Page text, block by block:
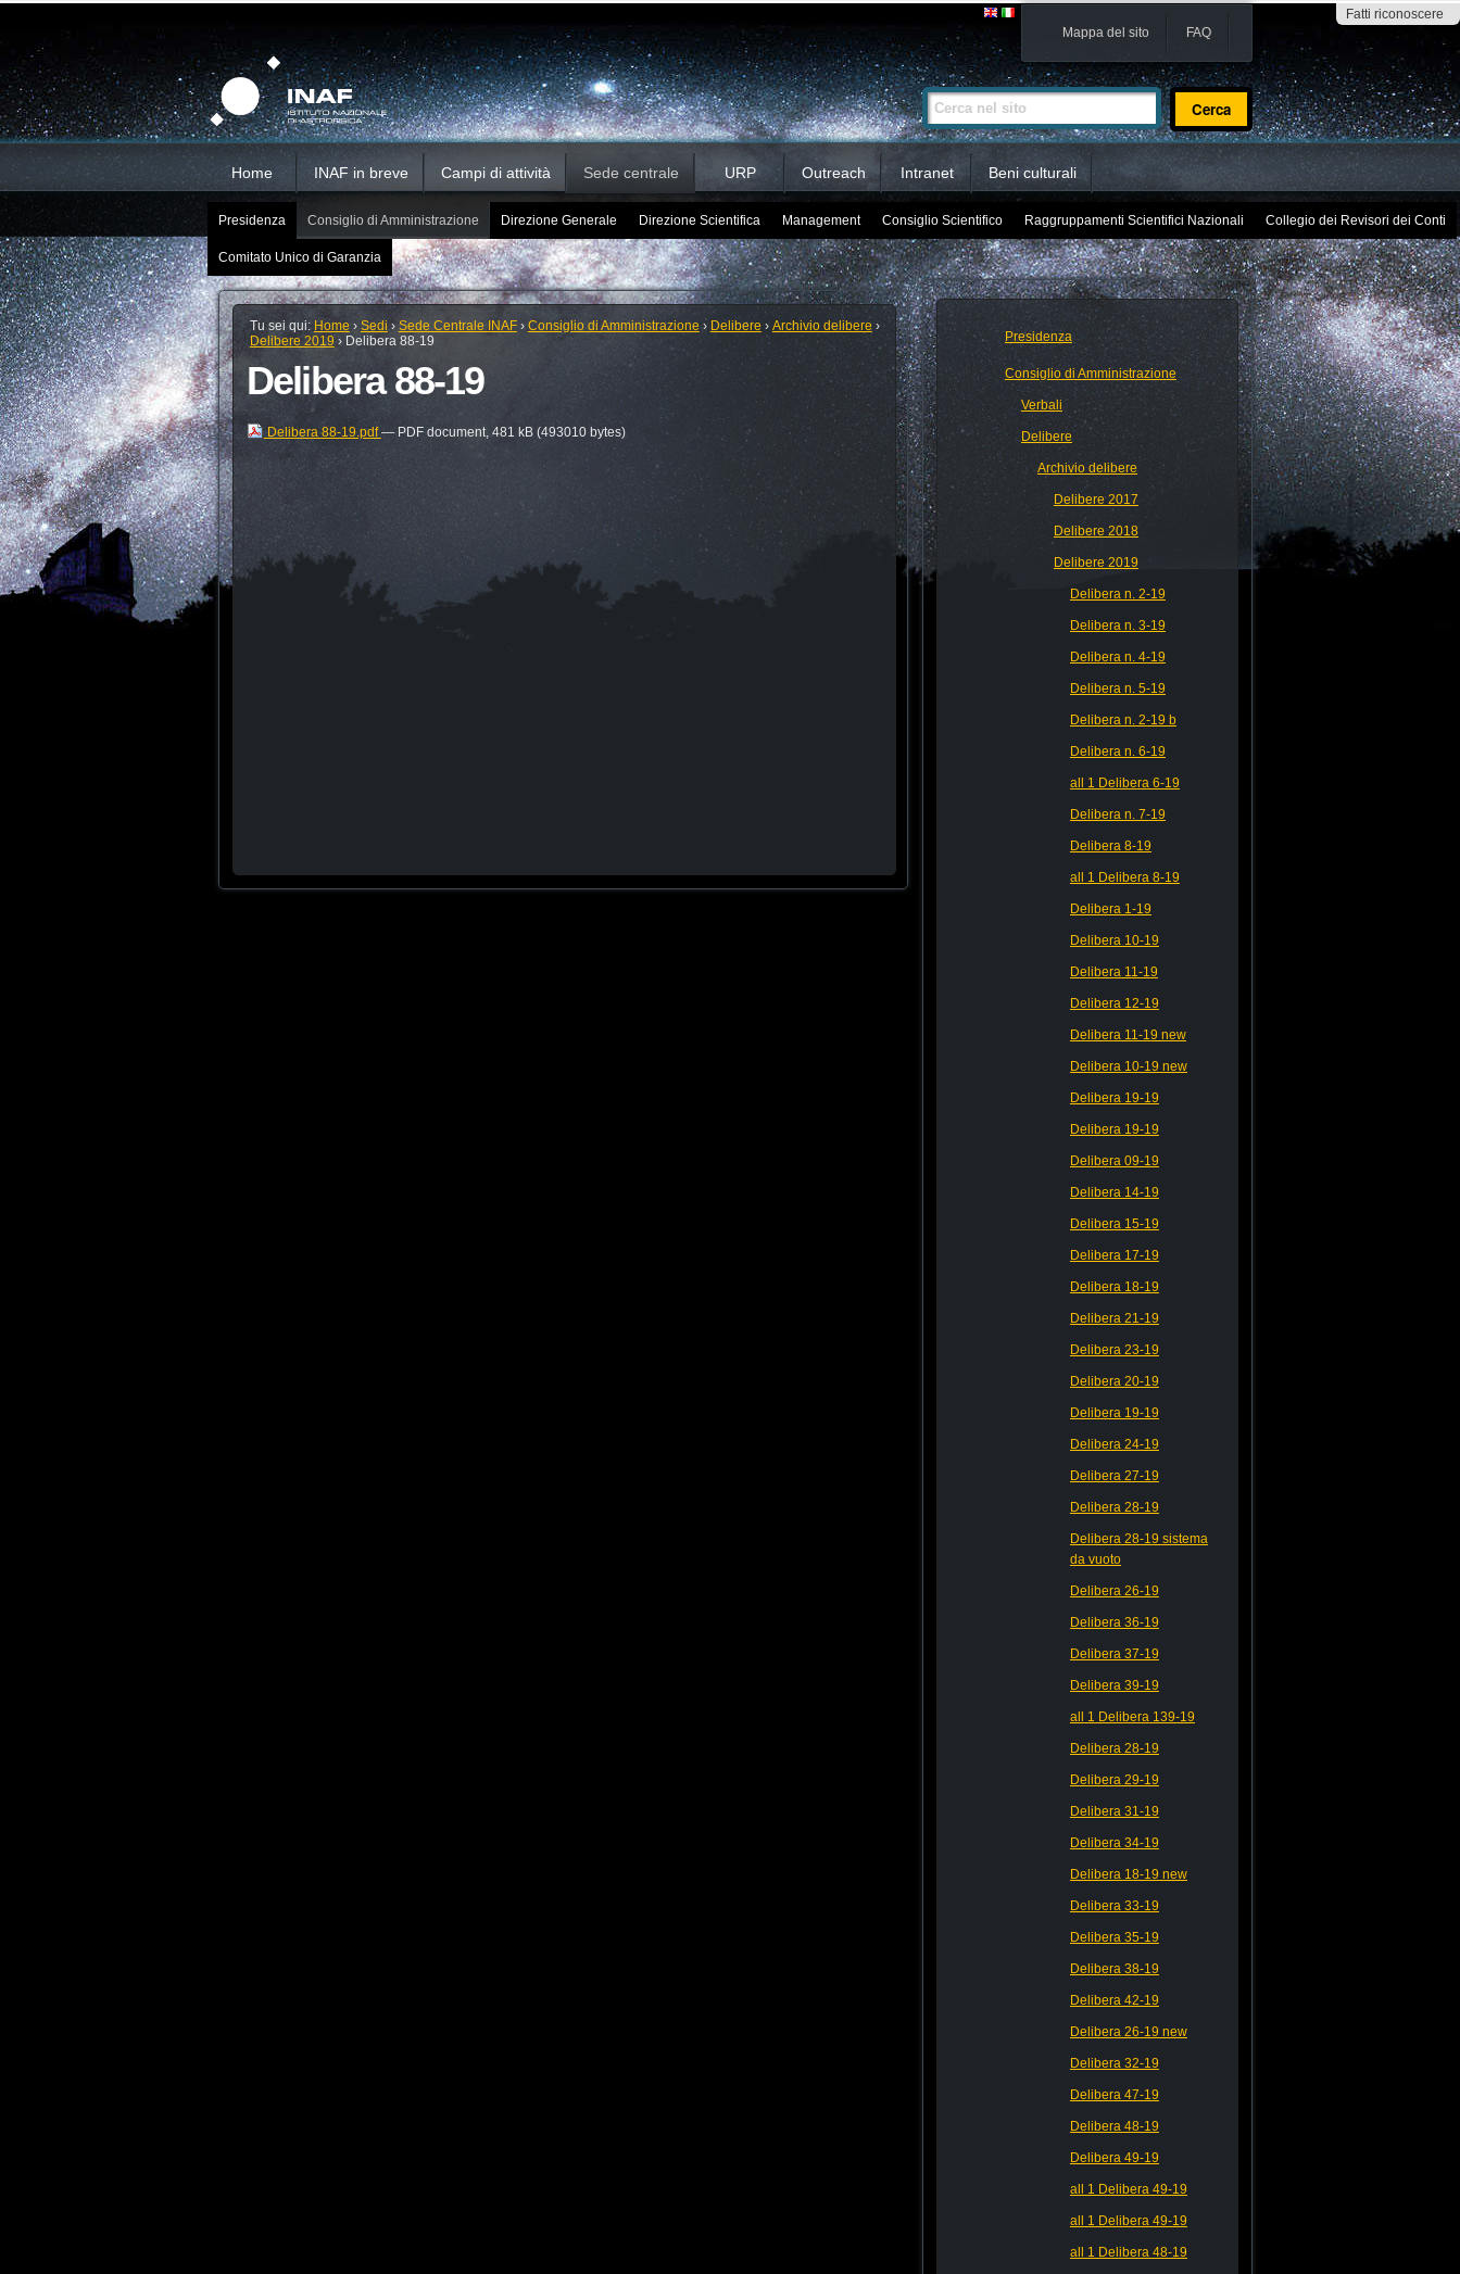
Fatti riconoscere
contenuti.
Salta
alla
navigazione
Mappa del sito FAQ
Cerca nel sito
Ricerca
avanzata…
Home INAF in breve Campi di attività Sede centrale URP Outreach Intranet Beni culturali
Presidenza Consiglio di Amministrazione Direzione Generale Direzione Scientifica Management Consiglio Scientifico Raggruppamenti Scientifici Nazionali Collegio dei Revisori dei Conti
Comitato Unico di Garanzia
Tu sei qui: Home › Sedi › Sede Centrale INAF › Consiglio di Amministrazione › Delibere › Archivio delibere ›
Delibere 2019 › Delibera 88-19
Delibera 88-19
Delibera 88-19.pdf— PDF document, 481 kB (493010 bytes)
Presidenza
Consiglio di Amministrazione
Verbali
Delibere
Archivio delibere
Delibere 2017
Delibere 2018
Delibere 2019
Delibera n. 2-19
Delibera n. 3-19
Delibera n. 4-19
Delibera n. 5-19
Delibera n. 2-19 b
Delibera n. 6-19
all 1 Delibera 6-19
Delibera n. 7-19
Delibera 8-19
all 1 Delibera 8-19
Delibera 1-19
Delibera 10-19
Delibera 11-19
Delibera 12-19
Delibera 11-19 new
Delibera 10-19 new
Delibera 19-19
Delibera 19-19
Delibera 09-19
Delibera 14-19
Delibera 15-19
Delibera 17-19
Delibera 18-19
Delibera 21-19
Delibera 23-19
Delibera 20-19
Delibera 19-19
Delibera 24-19
Delibera 27-19
Delibera 28-19
Delibera 28-19 sistema
da vuoto
Delibera 26-19
Delibera 36-19
Delibera 37-19
Delibera 39-19
all 1 Delibera 139-19
Delibera 28-19
Delibera 29-19
Delibera 31-19
Delibera 34-19
Delibera 18-19 new
Delibera 33-19
Delibera 35-19
Delibera 38-19
Delibera 42-19
Delibera 26-19 new
Delibera 32-19
Delibera 47-19
Delibera 48-19
Delibera 49-19
all 1 Delibera 49-19
all 1 Delibera 49-19
all 1 Delibera 48-19